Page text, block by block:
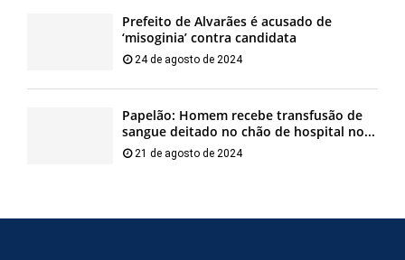
Prefeito de Alvarães é acusado de
‘misoginia’ contra candidata
24 de agosto de 2024
Papelão: Homem recebe transfusão de
sangue deitado no chão de hospital no...
21 de agosto de 2024